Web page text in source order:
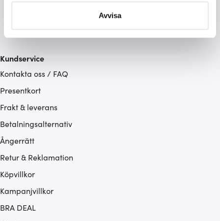
Du kan ändra eller dra tillbaka ditt samtycke när som
ska anpassas efter det som vi tror att du tycker om. Det
gör också att vi kan analysera vår trafik och göra
som du vill dela med dig av.
Avvisa
Kundservice
Kontakta oss / FAQ
Presentkort
Frakt & leverans
Betalningsalternativ
Ångerrätt
Retur & Reklamation
Köpvillkor
Kampanjvillkor
BRA DEAL